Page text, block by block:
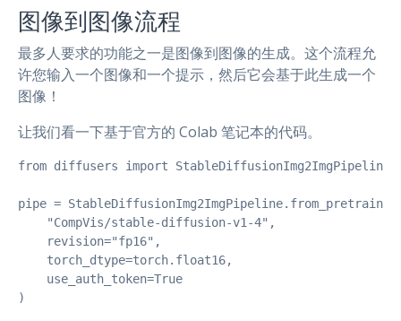
图像到图像流程
最多人要求的功能之一是图像到图像的生成。这个流程允
许您输入一个图像和一个提示，然后它会基于此生成一个
图像！
让我们看一下基于官方的 Colab 笔记本的代码。
from diffusers import StableDiffusionImg2ImgPipeline
pipe =
    "CompVis/stable-diffusion-v1-4",
    revision="fp16",
    torch_dtype=torch.float16,
    use_auth_token=True
)